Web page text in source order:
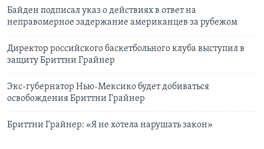
Байден подписал указ о действиях в ответ на
неправомерное задержание американцев за рубежом
Директор российского баскетбольного клуба выступил в
защиту Бриттни Грайнер
Экс-губернатор Нью-Мексико будет добиваться
освобождения Бриттни Грайнер
Бриттни Грайнер: «Я не хотела нарушать закон»